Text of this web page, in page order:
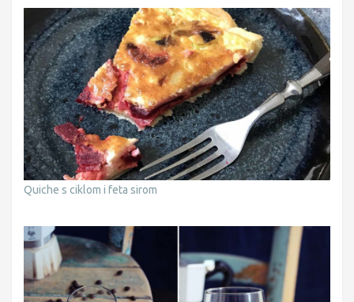
Quiche s ciklom i feta sirom